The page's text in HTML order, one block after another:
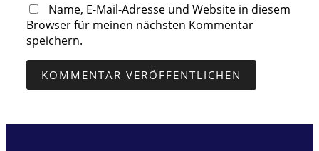
Name, E-Mail-Adresse und Website in diesem
Browser für meinen nächsten Kommentar
speichern.